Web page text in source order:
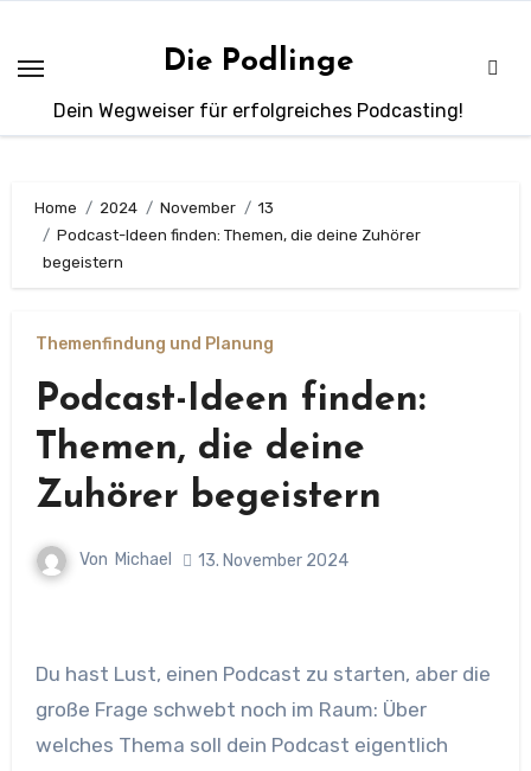
springen
Die Podlinge
Dein Wegweiser für erfolgreiches Podcasting!
Home 2024 November
13
Podcast-Ideen finden: Themen, die deine Zuhörer
begeistern
Themenfindung und Planung
Podcast-Ideen finden:
Themen, die deine
Zuhörer begeistern
Von Michael 13. November 2024
Du hast Lust, einen Podcast zu starten, aber die
große Frage schwebt noch im Raum: Über
welches Thema soll dein Podcast eigentlich